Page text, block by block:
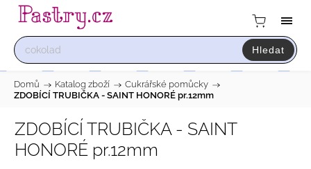
Hledat
Domů / Katalog zboží / Cukrářské pomůcky /
ZDOBÍCÍ TRUBIČKA - SAINT HONORÉ pr.12mm
ZDOBÍCÍ TRUBIČKA - SAINT
HONORÉ pr.12mm